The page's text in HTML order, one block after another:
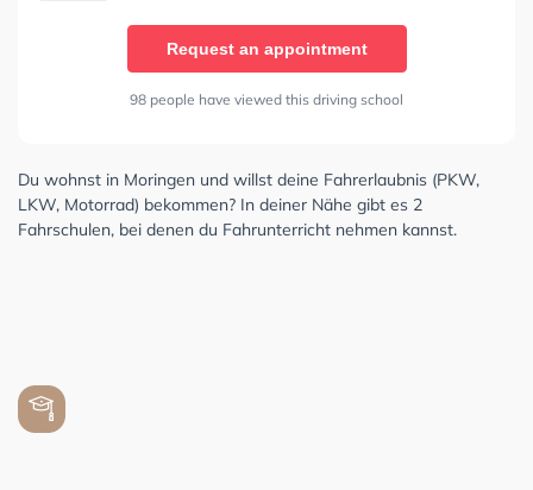
Request an appointment
98 people have viewed this driving school
Du wohnst in Moringen und willst deine Fahrerlaubnis (PKW,
LKW, Motorrad) bekommen? In deiner Nähe gibt es 2
Fahrschulen, bei denen du Fahrunterricht nehmen kannst.